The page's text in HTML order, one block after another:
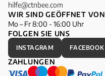
hilfe@ctnbee.com
WIR SIND GEÖFFNET VON
Mo – Fr 8:00 - 16:00 Uhr
FOLGEN SIE UNS
INSTAGRAM FACEBOOK
ZAHLUNGEN